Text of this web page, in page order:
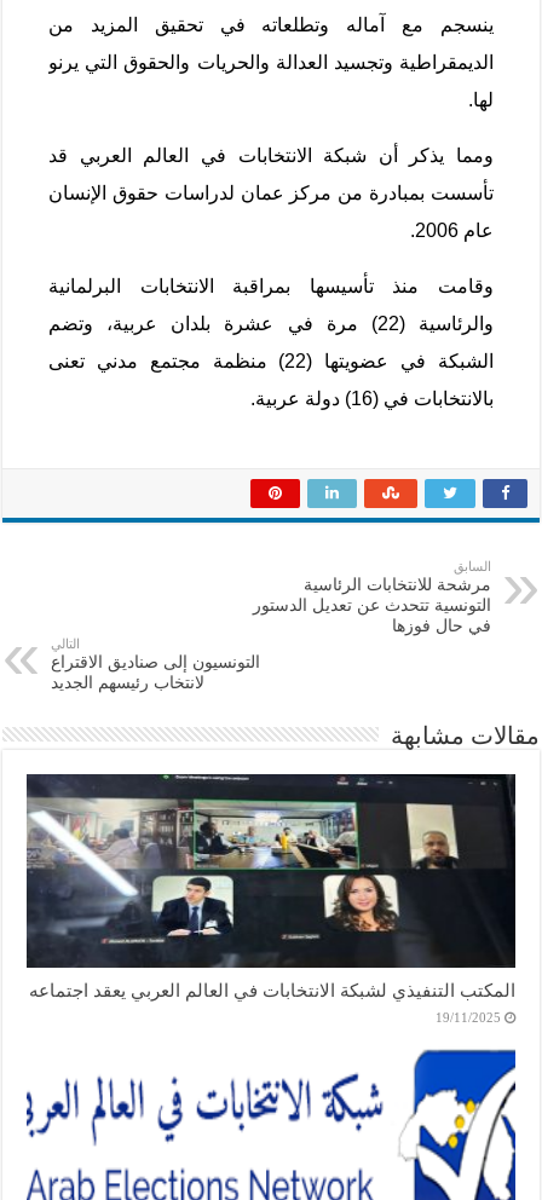
ينسجم مع آماله وتطلعاته في تحقيق المزيد من
الديمقراطية وتجسيد العدالة والحريات والحقوق التي يرنو
لها.
ومما يذكر أن شبكة الانتخابات في العالم العربي قد
تأسست بمبادرة من مركز عمان لدراسات حقوق الإنسان
عام 2006.
وقامت منذ تأسيسها بمراقبة الانتخابات البرلمانية
والرئاسية (22) مرة في عشرة بلدان عربية، وتضم
الشبكة في عضويتها (22) منظمة مجتمع مدني تعنى
بالانتخابات في (16) دولة عربية.
السابق
مرشحة للانتخابات الرئاسية
التونسية تتحدث عن تعديل الدستور
في حال فوزها
التالي
التونسيون إلى صناديق الاقتراع
لانتخاب رئيسهم الجديد
مقالات مشابهة
المكتب التنفيذي لشبكة الانتخابات في العالم العربي يعقد اجتماعه
19/11/2025